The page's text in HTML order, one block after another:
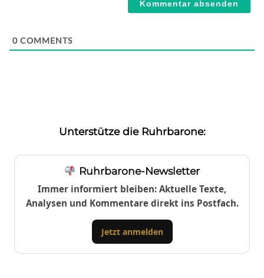
0 COMMENTS
Unterstütze die Ruhrbarone:
Ruhrbarone-Newsletter
Immer informiert bleiben: Aktuelle Texte,
Analysen und Kommentare direkt ins Postfach.
Jetzt anmelden